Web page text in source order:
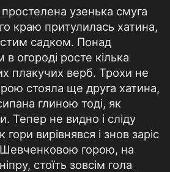
узенька смуга
краю притулилась хатина,
садком. Понад
огороді росте кілька
плакучих верб. Трохи не
стояла ще друга хатина,
глиною тоді, як
Тепер не видно і сліду
гори вирівнявся і знов заріс
горою, на
стоїть зовсім гола